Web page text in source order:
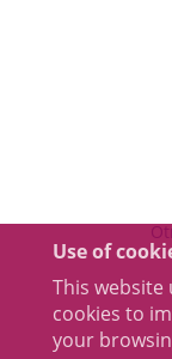
Use of
This website
cookies to
your